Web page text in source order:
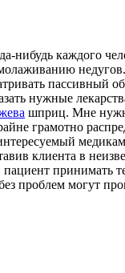
каждого
пассивный
нужные
шприц. Мне
грамотно
клиента в
проблем могут